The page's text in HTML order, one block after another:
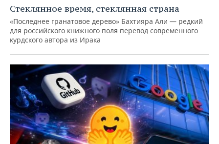
Стеклянное время, стеклянная страна
«Последнее гранатовое дерево» Бахтияра Али — редкий
для российского книжного поля перевод современного
курдского автора из Ирака